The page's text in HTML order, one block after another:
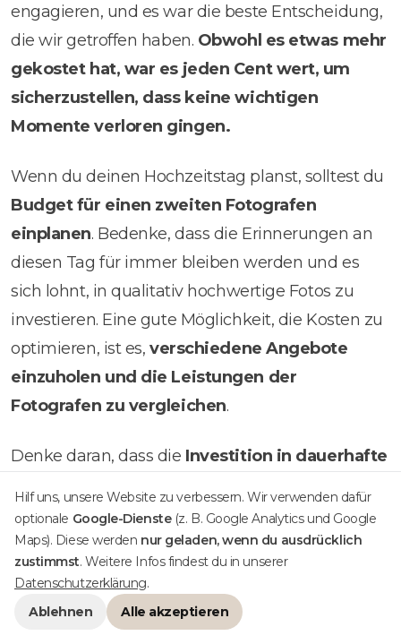
engagieren, und es war die beste Entscheidung,
die wir getroffen haben. Obwohl es etwas mehr
gekostet hat, war es jeden Cent wert, um
sicherzustellen, dass keine wichtigen
Momente verloren gingen.
Wenn du deinen Hochzeitstag planst, solltest du
Budget für einen zweiten Fotografen
einplanen. Bedenke, dass die Erinnerungen an
diesen Tag für immer bleiben werden und es
sich lohnt, in qualitativ hochwertige Fotos zu
investieren. Eine gute Möglichkeit, die Kosten zu
optimieren, ist es,verschiedene Angebote
einzuholen und die Leistungen der
Fotografen zu vergleichen.
Denke daran, dass die Investition in dauerhafte
ist. Ein zweiter Fotograf kann dazu beitragen,
dass du auch nach vielen Jahren noch mit
Freude auf diesen besonderen Tag
zurückblicken kannst.
Hilf uns, unsere Website zu verbessern. Wir verwenden dafür
optionale Google-Dienste(z. B. Google Analytics und Google
Maps). Diese werden nur geladen, wenn du ausdrücklich
zustimmst. Weitere Infos findest du in unserer
Datenschutzerklärung.
Ablehnen
Alle akzeptieren